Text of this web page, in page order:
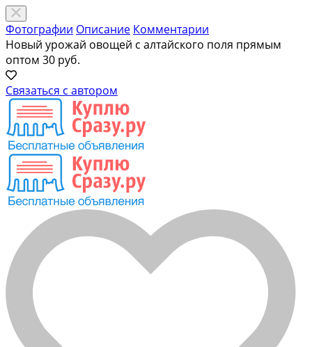
Фотографии Описание Комментарии
Новый урожай овощей с алтайского поля прямым
оптом 30 руб.
Связаться с автором